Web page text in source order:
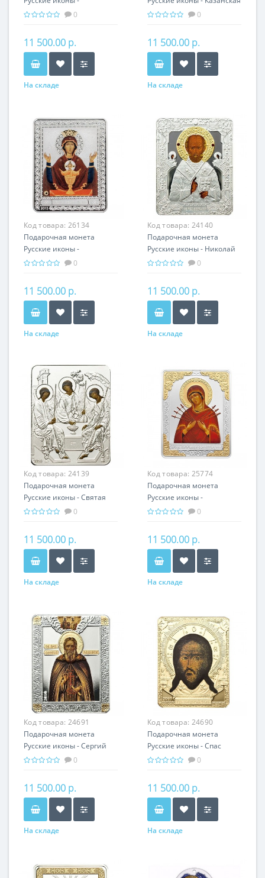
Владимирская икона
25.00 гр - православный
подарок
0
11 500.00 р.
На складе
икона Божьей Матери
православный подарок
0
11 500.00 р.
На складе
Код товара: 26134
Подарочная монета
Русские иконы -
Неупиваемая чаша
православный подарок
0
11 500.00 р.
На складе
Код товара: 24140
Подарочная монета
Русские иконы - Николай
Чудотворец серебро 25.00
подарок
0
11 500.00 р.
На складе
Код товара: 24139
Подарочная монета
Русские иконы - Святая
Троица серебро 25.00 гр -
0
11 500.00 р.
На складе
Код товара: 25774
Подарочная монета
Русские иконы -
Семистрельная серебро
подарок
0
11 500.00 р.
На складе
Код товара: 24691
Подарочная монета
Русские иконы - Сергий
Радонежский серебро
подарок
0
11 500.00 р.
На складе
Код товара: 24690
Подарочная монета
Русские иконы - Спас
Нерукотворный серебро
подарок
0
11 500.00 р.
На складе